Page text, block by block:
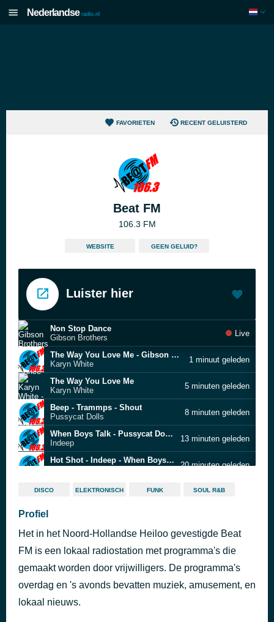
Nederlandse radio.nl
FAVORIETEN RECENT GELUISTERD
Beat FM
106.3 FM
WEBSITE GEEN GELUID?
Luister hier
Non Stop Dance
Gibson Brothers
Live
The Way You Love Me - Gibson Brothers - Non Stop Dance
Karyn White
1 minuut geleden
The Way You Love Me
Karyn White
5 minuten geleden
Beep - Trammps - Shout
Pussycat Dolls
8 minuten geleden
When Boys Talk - Pussycat Dolls - Beep
Indeep
13 minuten geleden
Hot Shot - Indeep - When Boys Talk
20 minuten geleden
I Was Made For Lovin You - Karen Young - Hot Shot
25 minuten geleden
Sanctified Lady - Stargard - Theme From Which Way Is Up
Marvin Gaye
Sad Girls - Marvin Gaye - Sanctified Lady
Bebe Rexha & David Guetta
37 minuten geleden
DISCO ELEKTRONISCH FUNK SOUL R&B
Profiel
Het in het Noord-Hollandse Heiloo gevestigde Beat
FM is een lokaal radiostation met programma's die
gemaakt worden door vrijwilligers. De programma's
overdag en 's avonds bevatten muziek, amusement, en
lokaal nieuws.